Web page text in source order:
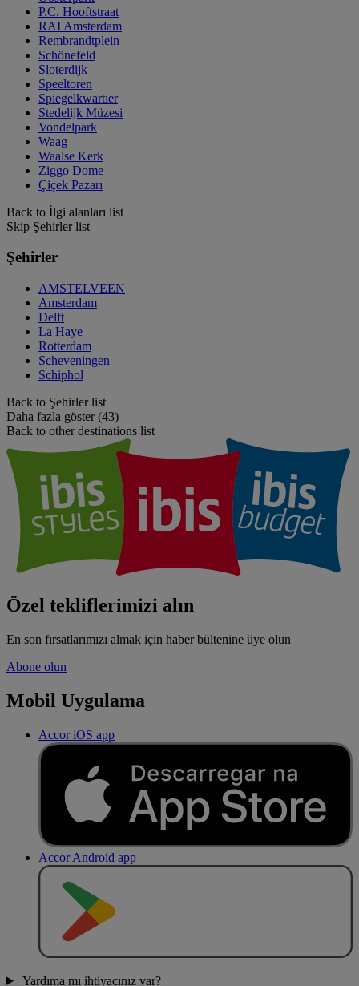
P.C. Hooftstraat
RAI Amsterdam
Rembrandtplein
Schönefeld
Sloterdijk
Speeltoren
Spiegelkwartier
Stedelijk Müzesi
Vondelpark
Waag
Waalse Kerk
Ziggo Dome
Çiçek Pazarı
Back to İlgi alanları list
Skip Şehirler list
Şehirler
AMSTELVEEN
Amsterdam
Delft
La Haye
Rotterdam
Scheveningen
Schiphol
Back to Şehirler list
Daha fazla göster (43)
Back to other destinations list
Özel tekliflerimizi alın
En son fırsatlarımızı almak için haber bültenine üye olun
Abone olun
Mobil Uygulama
Accor iOS app
Accor Android app
Yardıma mı ihtiyacınız var?